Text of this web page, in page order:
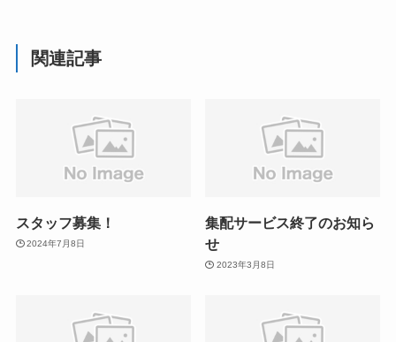
関連記事
スタッフ募集！
2024年7月8日
集配サービス終了のお知ら
せ
2023年3月8日